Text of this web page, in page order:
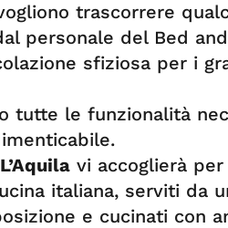
trascorrere
personale del Bed
sfiziosa per i
tutte le funzionalità
vi accoglierà
italiana, serviti da
e cucinati con